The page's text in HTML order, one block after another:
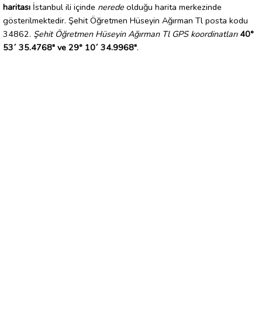
haritası İstanbul ili içinde nerede olduğu harita merkezinde
gösterilmektedir. Şehit Öğretmen Hüseyin Ağırman Tl posta kodu
34862. Şehit Öğretmen Hüseyin Ağırman Tl GPS koordinatları 40°
53´ 35.4768" ve 29° 10´ 34.9968".